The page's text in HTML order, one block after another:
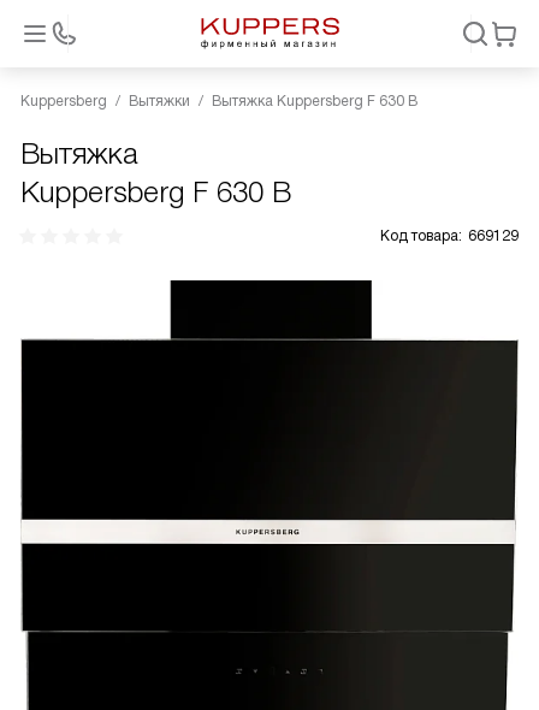
Kuppersberg Вытяжки Вытяжка Kuppersberg F 630 B
Вытяжка
Kuppersberg F 630 B
Код товара: 669129